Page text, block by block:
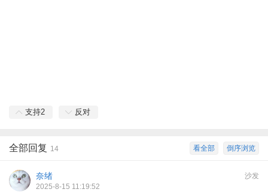
支持2 反对
倒序浏览
看全部
全部回复 14
沙发
奈绪
2025-8-15 11:19:52